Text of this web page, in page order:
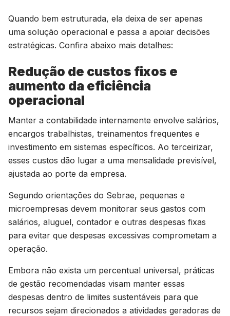
Quando bem estruturada, ela deixa de ser apenas
uma solução operacional e passa a apoiar decisões
estratégicas. Confira abaixo mais detalhes:
Redução de custos fixos e
aumento da eficiência
operacional
Manter a contabilidade internamente envolve salários,
encargos trabalhistas, treinamentos frequentes e
investimento em sistemas específicos. Ao terceirizar,
esses custos dão lugar a uma mensalidade previsível,
ajustada ao porte da empresa.
Segundo orientações do Sebrae, pequenas e
microempresas devem monitorar seus gastos com
salários, aluguel, contador e outras despesas fixas
para evitar que despesas excessivas comprometam a
operação.
Embora não exista um percentual universal, práticas
de gestão recomendadas visam manter essas
despesas dentro de limites sustentáveis para que
recursos sejam direcionados a atividades geradoras de